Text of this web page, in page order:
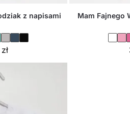
z napisami
zł
Mam Fajnego